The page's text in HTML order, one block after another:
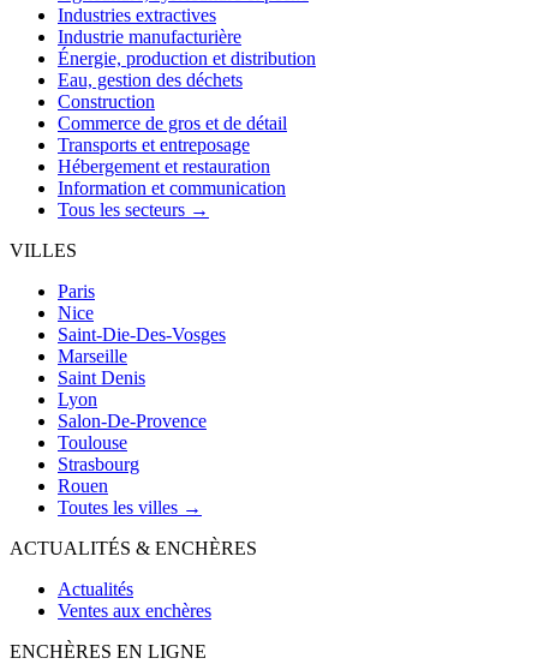
Industries extractives
Industrie manufacturière
Énergie, production et distribution
Eau, gestion des déchets
Construction
Commerce de gros et de détail
Transports et entreposage
Hébergement et restauration
Information et communication
Tous les secteurs →
VILLES
Paris
Nice
Saint-Die-Des-Vosges
Marseille
Saint Denis
Lyon
Salon-De-Provence
Toulouse
Strasbourg
Rouen
Toutes les villes →
ACTUALITÉS & ENCHÈRES
Actualités
Ventes aux enchères
ENCHÈRES EN LIGNE